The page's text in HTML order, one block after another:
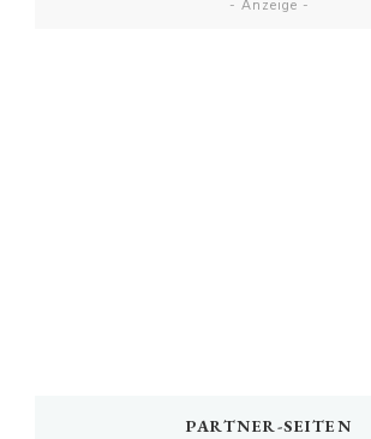
- Anzeige -
PARTNER-SEITEN